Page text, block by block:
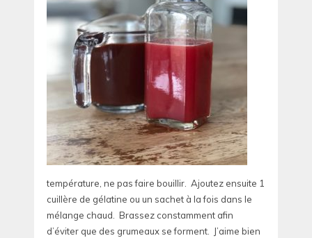
température, ne pas faire bouillir. Ajoutez ensuite 1
cuillère de gélatine ou un sachet à la fois dans le
mélange chaud. Brassez constamment afin
d’éviter que des grumeaux se forment. J’aime bien